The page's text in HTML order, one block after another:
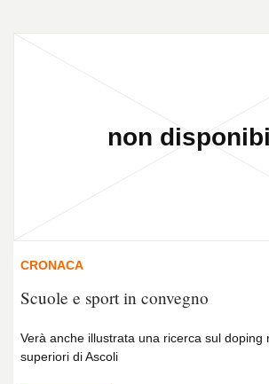
CRONACA
Scuole e sport in convegno
Verà anche illustrata una ricerca sul doping
superiori di Ascoli